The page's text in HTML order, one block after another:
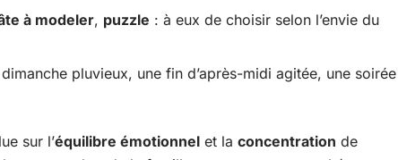
à modeler, puzzle : à eux de choisir selon l’envie du
pluvieux, une fin d’après-midi agitée, une soirée
sur l’équilibre émotionnel et la concentration de